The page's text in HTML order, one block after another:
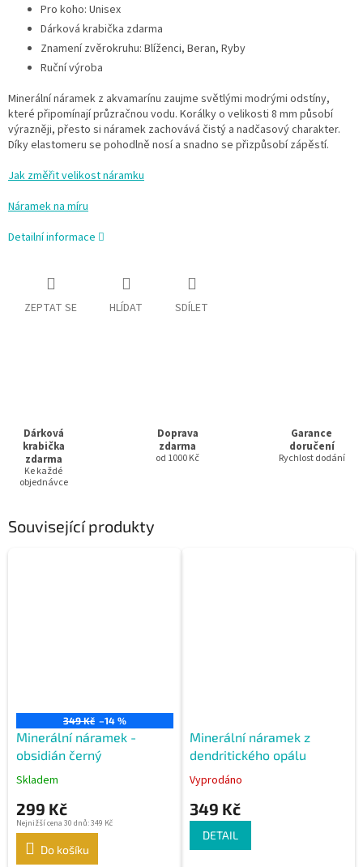
Pro koho: Unisex
Dárková krabička zdarma
Znamení zvěrokruhu: Blíženci, Beran, Ryby
Ruční výroba
Minerální náramek z akvamarínu zaujme světlými modrými odstíny,
které připomínají průzračnou vodu. Korálky o velikosti 8 mm působí
výrazněji, přesto si náramek zachovává čistý a nadčasový charakter.
Díky elastomeru se pohodlně nosí a snadno se přizpůsobí zápěstí.
Jak změřit velikost náramku
Náramek na míru
Detailní informace
ZEPTAT SE HLÍDAT SDÍLET
Dárková
krabička
zdarma
Ke každé
objednávce
Doprava
zdarma
od 1000 Kč
Garance
doručení
Rychlost dodání
Související produkty
349 Kč –14 %
Minerální náramek -
obsidián černý
Skladem
299 Kč
Nejnižší cena 30 dnů: 349 Kč
Do košíku
Minerální náramek z
dendritického opálu
Vyprodáno
349 Kč
DETAIL